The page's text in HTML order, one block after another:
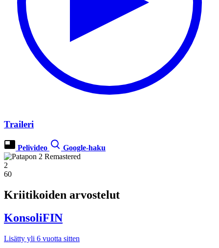
Traileri
Pelivideo Google-haku
2
60
Kriitikoiden arvostelut
KonsoliFIN
Lisätty yli 6 vuotta sitten